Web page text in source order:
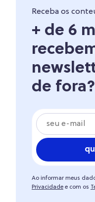
Receba os
+ de 6
de fora?
Ao informar meus
Privacidade e com os